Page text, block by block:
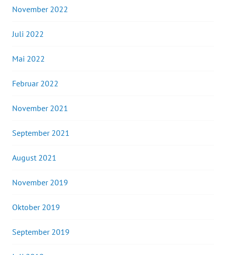
November 2022
Juli 2022
Mai 2022
Februar 2022
November 2021
September 2021
August 2021
November 2019
Oktober 2019
September 2019